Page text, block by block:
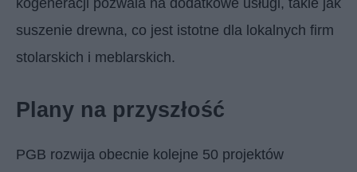
suszenie drewna, co jest istotne dla lokalnych firm
stolarskich i meblarskich.
Plany na przyszłość
PGB rozwija obecnie kolejne 50 projektów